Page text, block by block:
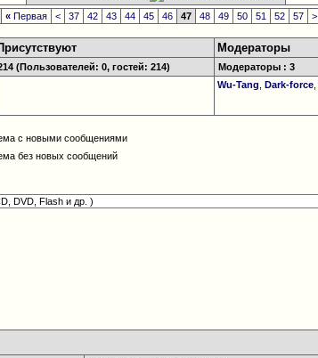
« Первая < 37 42 43 44 45 46 47 48 49 50 51 52 57 >
Модераторы
(Пользователей: 0, гостей: 214)
Модераторы : 3
Wu-Tang ,Dark-force
с новыми сообщениями
без новых сообщений